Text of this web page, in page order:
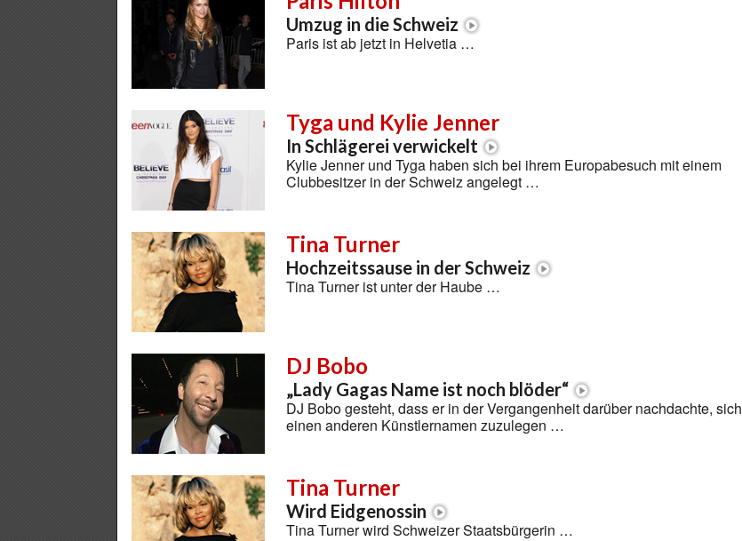
Umzug in die Schweiz
Paris ist ab jetzt in Helvetia …
Tyga und Kylie Jenner
In Schlägerei verwickelt
Kylie Jenner und Tyga haben sich bei ihrem Europabesuch mit einem
Clubbesitzer in der Schweiz angelegt …
Tina Turner
Hochzeitssause in der Schweiz
Tina Turner ist unter der Haube …
DJ Bobo
„Lady Gagas Name ist noch blöder“
DJ Bobo gesteht, dass er in der Vergangenheit darüber nachdachte, sich
einen anderen Künstlernamen zuzulegen …
Tina Turner
Wird Eidgenossin
Tina Turner wird Schweizer Staatsbürgerin …